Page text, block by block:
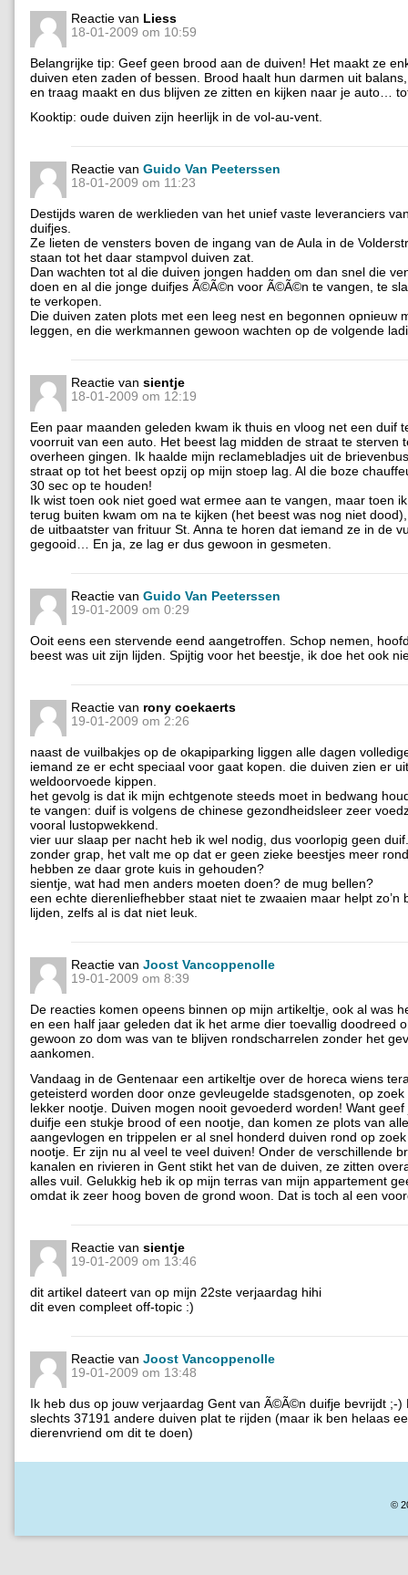
Reactie van Liess
18-01-2009 om 10:59
Belangrijke tip: Geef geen brood aan de duiven! Het maakt ze
duiven eten zaden of bessen. Brood haalt hun darmen uit
en traag maakt en dus blijven ze zitten en kijken naar je auto…
Kooktip: oude duiven zijn heerlijk in de vol-au-vent.
Reactie van Guido Van Peeterssen
18-01-2009 om 11:23
Destijds waren de werklieden van het unief vaste leveranciers
duifjes.
Ze lieten de vensters boven de ingang van de Aula in de
staan tot het daar stampvol duiven zat.
Dan wachten tot al die duiven jongen hadden om dan snel die
doen en al die jonge duifjes Ã©Ã©n voor Ã©Ã©n te vangen, te
te verkopen.
Die duiven zaten plots met een leeg nest en begonnen opnieuw
leggen, en die werkmannen gewoon wachten op de volgende
Reactie van sientje
18-01-2009 om 12:19
Een paar maanden geleden kwam ik thuis en vloog net een duif
voorruit van een auto. Het beest lag midden de straat te sterven
overheen gingen. Ik haalde mijn reclamebladjes uit de
straat op tot het beest opzij op mijn stoep lag. Al die boze
30 sec op te houden!
Ik wist toen ook niet goed wat ermee aan te vangen, maar toen
terug buiten kwam om na te kijken (het beest was nog niet
de uitbaatster van frituur St. Anna te horen dat iemand ze in de
gegooid… En ja, ze lag er dus gewoon in gesmeten.
Reactie van Guido Van Peeterssen
19-01-2009 om 0:29
Ooit eens een stervende eend aangetroffen. Schop nemen,
beest was uit zijn lijden. Spijtig voor het beestje, ik doe het ook
Reactie van rony coekaerts
19-01-2009 om 2:26
naast de vuilbakjes op de okapiparking liggen alle dagen
iemand ze er echt speciaal voor gaat kopen. die duiven zien er
weldoorvoede kippen.
het gevolg is dat ik mijn echtgenote steeds moet in bedwang
te vangen: duif is volgens de chinese gezondheidsleer zeer
vooral lustopwekkend.
vier uur slaap per nacht heb ik wel nodig, dus voorlopig geen
zonder grap, het valt me op dat er geen zieke beestjes meer
hebben ze daar grote kuis in gehouden?
sientje, wat had men anders moeten doen? de mug bellen?
een echte dierenliefhebber staat niet te zwaaien maar helpt zo’n
lijden, zelfs al is dat niet leuk.
Reactie van Joost Vancoppenolle
19-01-2009 om 8:39
De reacties komen opeens binnen op mijn artikeltje, ook al was
en een half jaar geleden dat ik het arme dier toevallig doodreed
gewoon zo dom was van te blijven rondscharrelen zonder het
aankomen.
Vandaag in de Gentenaar een artikeltje over de horeca wiens
geteisterd worden door onze gevleugelde stadsgenoten, op
lekker nootje. Duiven mogen nooit gevoederd worden! Want
duifje een stukje brood of een nootje, dan komen ze plots van
aangevlogen en trippelen er al snel honderd duiven rond op
nootje. Er zijn nu al veel te veel duiven! Onder de verschillende
kanalen en rivieren in Gent stikt het van de duiven, ze zitten
alles vuil. Gelukkig heb ik op mijn terras van mijn appartement
omdat ik zeer hoog boven de grond woon. Dat is toch al een
Reactie van sientje
19-01-2009 om 13:46
dit artikel dateert van op mijn 22ste verjaardag hihi
dit even compleet off-topic :)
Reactie van Joost Vancoppenolle
19-01-2009 om 13:48
Ik heb dus op jouw verjaardag Gent van Ã©Ã©n duifje bevrijdt ;-)
slechts 37191 andere duiven plat te rijden (maar ik ben helaas
dierenvriend om dit te doen)
©